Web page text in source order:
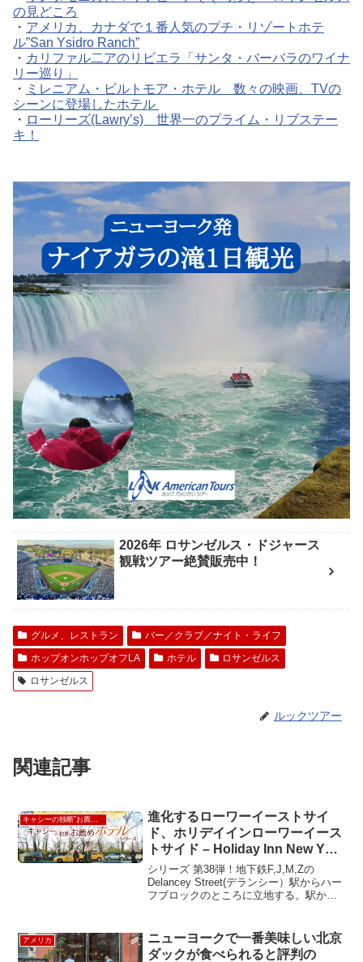
の見どころ
・ アメリカ、カナダで１番人気のプチ・リゾートホテ
ル”San Ysidro Ranch”
・ カリファル二アのリビエラ「サンタ・バーバラのワイナ
リー巡り」
・ ミレニアム・ビルトモア・ホテル 数々の映画、TVの
シーンに登場したホテル
・ ローリーズ(Lawry’s) 世界一のプライム・リブステー
キ！
2026年 ロサンゼルス・ドジャース
観戦ツアー絶賛販売中！
グルメ、レストラン
バー／クラブ／ナイト・ライフ
ホップオンホップオフLA
ホテル
ロサンゼルス
ロサンゼルス
ルックツアー
関連記事
進化するローワーイーストサイ
ド、ホリデイインローワーイース
トサイド – Holiday Inn New York
City Manhattan Lower East Side
シリーズ 第38弾！地下鉄F,J,M,Zの
Delancey Street(デランシー）駅からハー
フブロックのところに立地する。駅から
鉄の駅からすぐだというのは、本当に
便...
アメリカ
ニューヨークで一番美味しい北京
ダックが食べられると評判の